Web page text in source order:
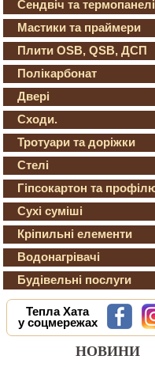
Сендвіч та термопанелі
Мастики та праймери
Плити OSB, QSB, ДСП
Полікарбонат
Двері
Сходи.
Тротуари та доріжки
Стелі
Гіпсокартон та
Сухі суміші
Кріпильні елементи
Водонагрівачі
Будівельні послуги
Тепла Хата
у соцмережах
НОВИНИ